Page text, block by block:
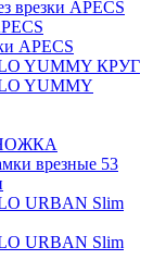
врезки APECS
APECS
YUMMY КРУГ
YUMMY
врезные 53
URBAN Slim
URBAN Slim